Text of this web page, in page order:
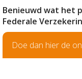
Benieuwd wat het
Federale
Doe dan hier de